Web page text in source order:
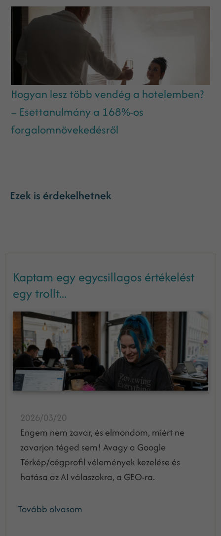
Hogyan lesz több vendég a hotelemben?
– Esettanulmány a 168%-os
forgalomnövekedésről
Ezek is érdekelhetnek
Kaptam egy egycsillagos értékelést
egy trollt...
2026/03/20
Engem nem zavar, és elmondom, miért ne
zavarjon téged sem! Avagy a Google
Térkép/cégprofil vélemények kezelése és
hatása az AI válaszokra, a GEO-ra.
Tovább olvasom